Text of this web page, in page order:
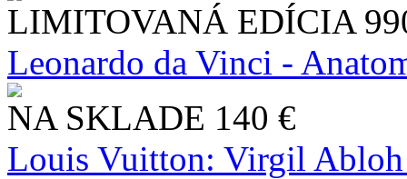
LIMITOVANÁ EDÍCIA
Leonardo da Vinci -
NA SKLADE 140 €
Louis Vuitton: Virgil